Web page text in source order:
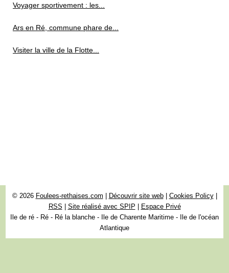
Voyager sportivement : les...
Ars en Ré, commune phare de...
Visiter la ville de la Flotte...
© 2026 Foulees-rethaises.com Découvrir site web| Cookies Policy|
RSS
Site réalisé avec SPIP
Espace Privé
Ile de ré - Ré - Ré la blanche - Ile de Charente Maritime - Ile de l'océan
Atlantique